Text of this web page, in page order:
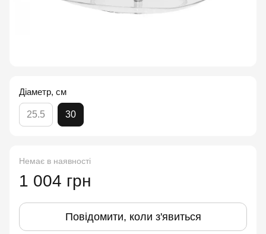
Діаметр, см
25.5 30
Немає в наявності
1 004 грн
Повідомити, коли з'явиться